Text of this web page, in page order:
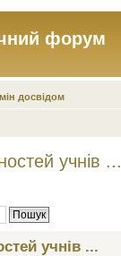
форум
досвідом
учнів ...
учнів ...